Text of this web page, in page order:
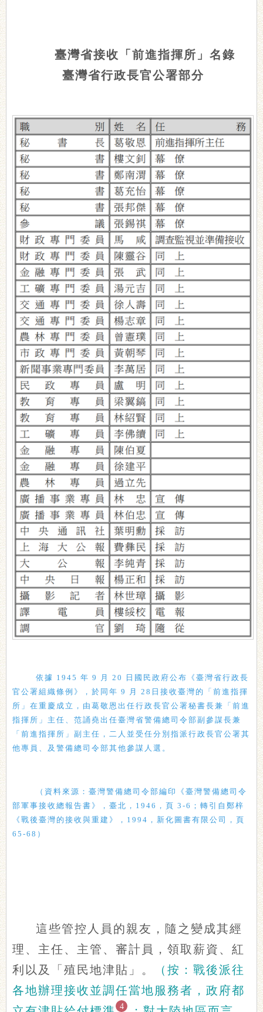
臺灣省接收「前進指揮所」名錄
臺灣省行政長官公署部分
依據 1945 年 9 月 20 日國民政府公布《臺灣省行政長
官公署組織條例》，於同年 9 月 28日接收臺灣的「前進指揮
所」在重慶成立，由葛敬恩出任行政長官公署秘書長兼「前進
指揮所」主任、范誦堯出任臺灣省警備總司令部副參謀長兼
「前進指揮所」副主任，二人並受任分別指派行政長官公署其
他專員、及警備總司令部其他參謀人選。
（資料來源：臺灣警備總司令部編印《臺灣警備總司令
部軍事接收總報告書》，臺北，1946，頁 3-6；轉引自鄭梓
《戰後臺灣的接收與重建》，1994，新化圖書有限公司，頁
65-68）
這些管控人員的親友，隨之變成其經
理、主任、主管、審計員，領取薪資、紅
利以及「殖民地津貼」。
（按：戰後派往
各地辦理接收並調任當地服務者，政府都
4